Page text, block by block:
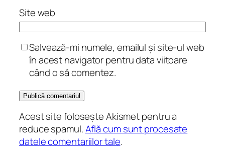
Site web
Salvează-mi numele, emailul și site-ul web
în acest navigator pentru data viitoare
când o să comentez.
Acest site folosește Akismet pentru a
reduce spamul.Află cum sunt procesate
datele comentariilor tale.